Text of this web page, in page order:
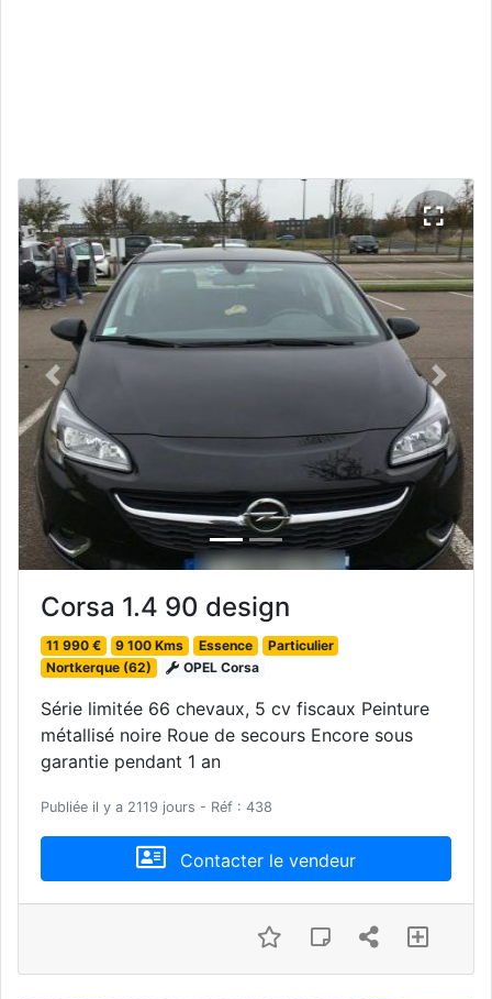
Previous Next
Corsa 1.4 90 design
11 990 € 9 100 Kms Essence
Particulier
Nortkerque (62)
OPEL Corsa
Série limitée 66 chevaux, 5 cv fiscaux Peinture
métallisé noire Roue de secours Encore sous
garantie pendant 1 an
Publiée il y a 2119 jours - Réf : 438
Contacter le vendeur